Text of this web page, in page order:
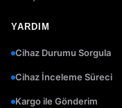
YARDIM
Cihaz Durumu Sorgula
Cihaz İnceleme Süreci
Kargo ile Gönderim